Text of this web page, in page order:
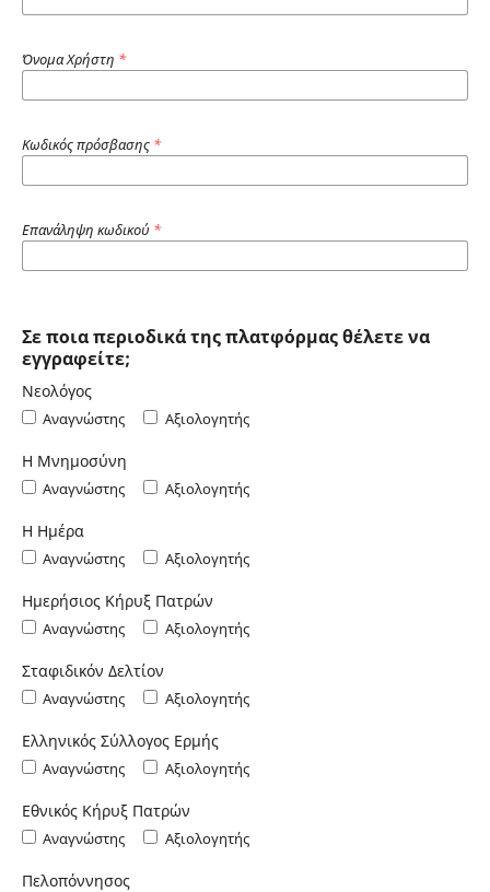
Όνομα Χρήστη *
Κωδικός πρόσβασης *
Επανάληψη κωδικού *
Σε ποια περιοδικά της πλατφόρμας θέλετε να
εγγραφείτε;
Νεολόγος
Αναγνώστης Αξιολογητής
Η Μνημοσύνη
Αναγνώστης Αξιολογητής
Η Ημέρα
Αναγνώστης Αξιολογητής
Ημερήσιος Κήρυξ Πατρών
Αναγνώστης Αξιολογητής
Σταφιδικόν Δελτίον
Αναγνώστης Αξιολογητής
Ελληνικός Σύλλογος Ερμής
Αναγνώστης Αξιολογητής
Εθνικός Κήρυξ Πατρών
Αναγνώστης Αξιολογητής
Πελοπόννησος